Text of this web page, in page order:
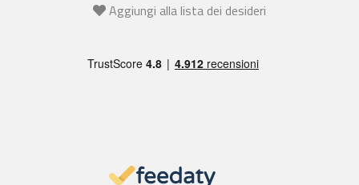
Aggiungi alla lista dei desideri